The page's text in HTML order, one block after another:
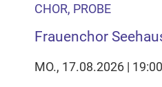
CHOR, PROBE
Frauenchor
MO., 17.08.2026 |